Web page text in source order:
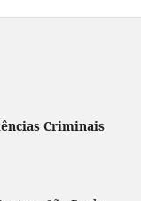
Criminais